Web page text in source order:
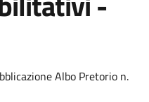
Albo Pretorio n.